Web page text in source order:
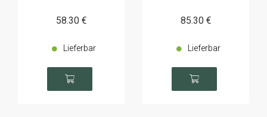
58.30 €
Lieferbar
85.30 €
Lieferbar